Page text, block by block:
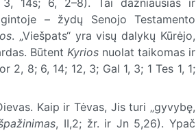
3, 14s; 6, 2–8). Tai dažniausias ir
– žydų Senojo Testamento
. „Viešpats“ yra visų dalykų Kūrėjo,
Būtent Kyriosnuolat taikomas ir
2, 8; 6, 14; 12, 3; Gal 1, 3; 1 Tes 1, 1;
Kaip ir Tėvas, Jis turi „gyvybę,
, II,2; žr. ir Jn 5,26). Ypač